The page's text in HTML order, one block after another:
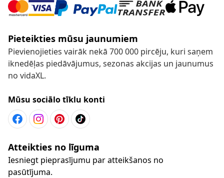
Pieteikties mūsu jaunumiem
Pievienojieties vairāk nekā 700 000 pircēju, kuri saņem
iknedēļas piedāvājumus, sezonas akcijas un jaunumus
no vidaXL.
Mūsu sociālo tīklu konti
Atteikties no līguma
Iesniegt pieprasījumu par atteikšanos no
pasūtījuma.